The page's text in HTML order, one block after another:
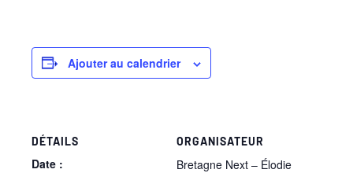
Ajouter au calendrier
DÉTAILS
Date :
ORGANISATEUR
Bretagne Next – Élodie